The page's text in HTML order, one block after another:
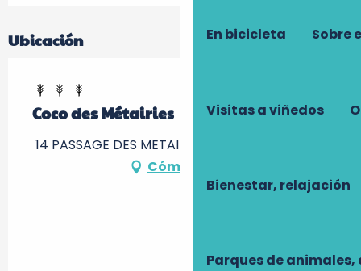
En bicicleta Sobre
Visitas a viñedos
Bienestar, relajación
Parques de
Ubicación
Coco des Métairies
14 PASSAGE DES METAIRIES, 37510 Savonnières
Cómo llegar